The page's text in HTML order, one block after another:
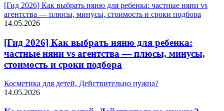
[Гид 2026] Как выбрать няню для ребенка: частные няни vs
агентства — плюсы, минусы, стоимость и сроки подбора
14.05.2026
[Гид 2026] Как выбрать няню для ребенка:
частные няни vs агентства — плюсы, минусы,
стоимость и сроки подбора
Косметика для детей. Действительно нужна?
14.05.2026